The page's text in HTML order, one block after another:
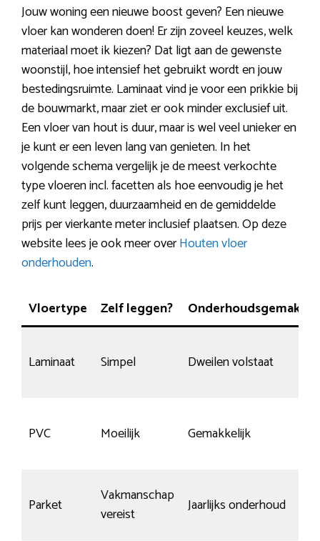
Jouw woning een nieuwe boost geven? Een nieuwe
vloer kan wonderen doen! Er zijn zoveel keuzes, welk
materiaal moet ik kiezen? Dat ligt aan de gewenste
woonstijl, hoe intensief het gebruikt wordt en jouw
bestedingsruimte. Laminaat vind je voor een prikkie bij
de bouwmarkt, maar ziet er ook minder exclusief uit.
Een vloer van hout is duur, maar is wel veel unieker en
je kunt er een leven lang van genieten. In het
volgende schema vergelijk je de meest verkochte
type vloeren incl. facetten als hoe eenvoudig je het
zelf kunt leggen, duurzaamheid en de gemiddelde
prijs per vierkante meter inclusief plaatsen. Op deze
website lees je ook meer overHouten vloer
onderhouden.
Vloertype Zelf leggen? Onderhoudsgemak
Laminaat Simpel Dweilen volstaat
PVC Moeilijk Gemakkelijk
Parket
Vakmanschap
vereist
Jaarlijks onderhoud